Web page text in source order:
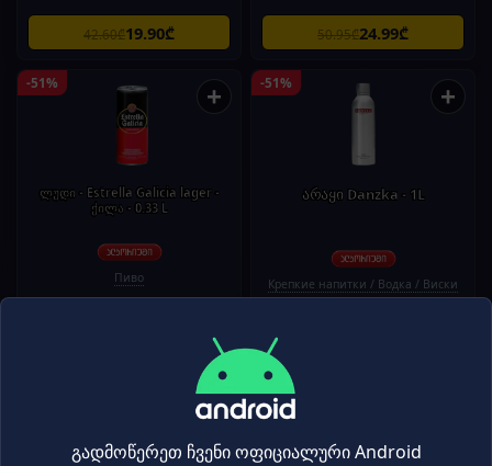
42.60₾19.90₾ 50.95₾24.99₾
-51% +
ლუდი - Estrella Galicia lager -
ქილა - 0.33 L
Пиво
-51% +
არაყი Danzka - 1L
Крепкие напитки / Водка / Виски
+
გადმოწერეთ ჩვენი ოფიციალური Android